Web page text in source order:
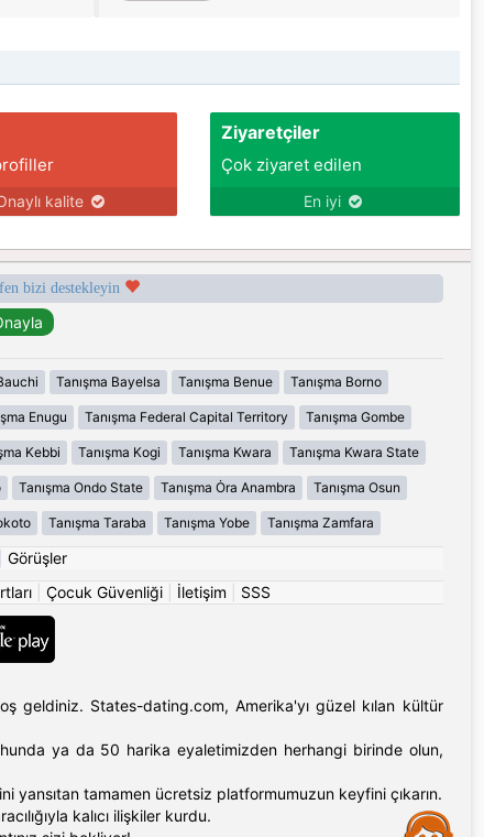
kalite
Ziyaretçiler
Çok ziyaret edilen
En iyi
bizi destekleyin
Tanışma Bayelsa Tanışma Benue Tanışma Borno
Enugu Tanışma Federal Capital Territory Tanışma Gombe
Kebbi Tanışma Kogi Tanışma Kwara Tanışma Kwara State
Tanışma Ondo State Tanışma Ȯra Anambra Tanışma Osun
Tanışma Taraba Tanışma Yobe Tanışma Zamfara
Görüşler
Çocuk Güvenliği İletişim SSS
geldiniz. States-dating.com, Amerika'yı güzel kılan kültür
ya da 50 harika eyaletimizden herhangi birinde olun,
yansıtan tamamen ücretsiz platformumuzun keyfini çıkarın.
kalıcı ilişkiler kurdu.
Assistance